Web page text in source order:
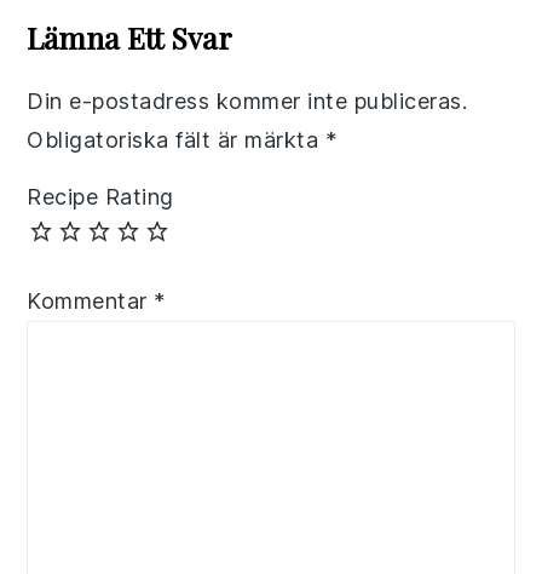
Interactions
Lämna Ett Svar
Din e-postadress kommer inte publiceras.
Obligatoriska fält är märkta *
Recipe Rating
Kommentar *